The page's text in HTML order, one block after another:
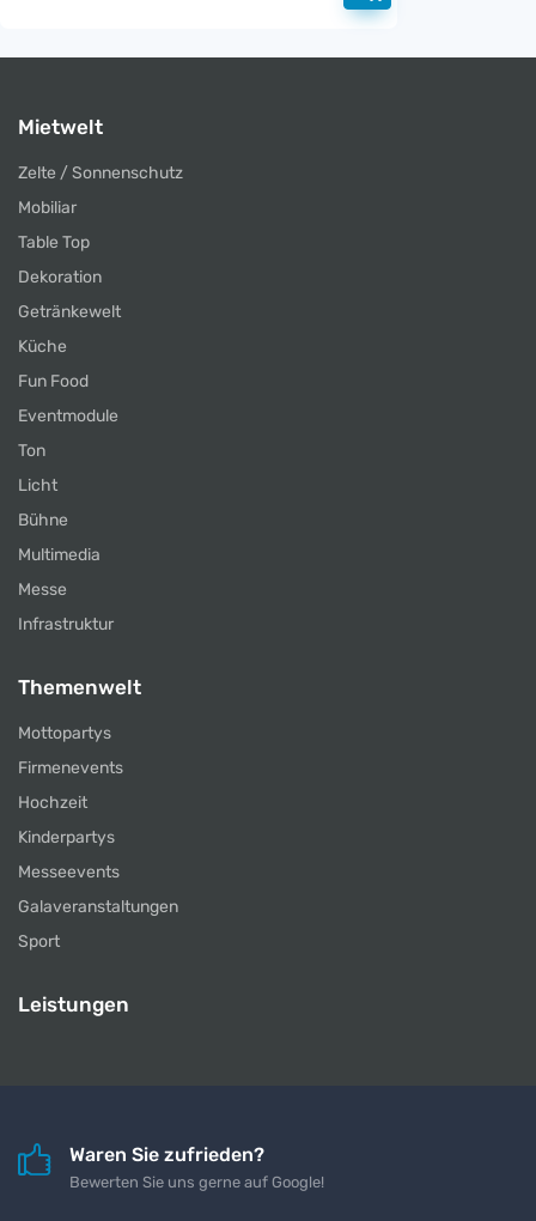
Mietwelt
Zelte / Sonnenschutz
Mobiliar
Table Top
Dekoration
Getränkewelt
Küche
Fun Food
Eventmodule
Ton
Licht
Bühne
Multimedia
Messe
Infrastruktur
Themenwelt
Mottopartys
Firmenevents
Hochzeit
Kinderpartys
Messeevents
Galaveranstaltungen
Sport
Leistungen
Waren Sie zufrieden?
Bewerten Sie uns gerne auf Google!